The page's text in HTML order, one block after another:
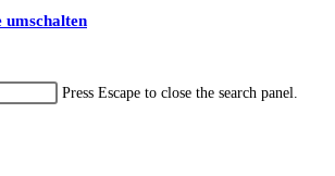
umschalten
Press Escape to close the search panel.